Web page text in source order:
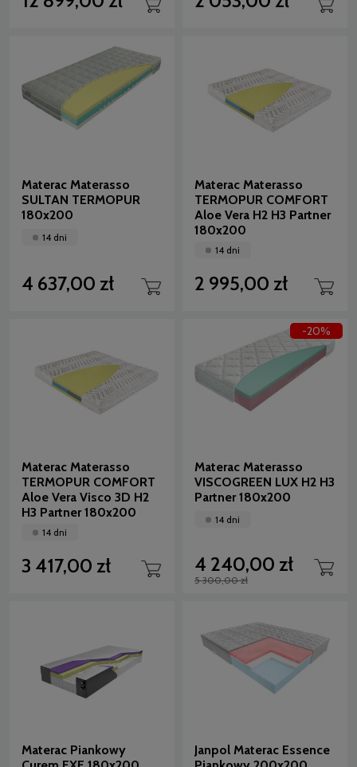
Materac Materasso
SULTAN TERMOPUR
180x200
14 dni
4 637,00 zł
Materac Materasso
TERMOPUR COMFORT
Aloe Vera H2 H3 Partner
180x200
14 dni
2 995,00 zł
Materac Materasso
TERMOPUR COMFORT
Aloe Vera Visco 3D H2
H3 Partner 180x200
14 dni
3 417,00 zł
Materac Materasso
VISCOGREEN LUX H2 H3
Partner 180x200
14 dni
4 240,00 zł
5 300,00 zł
-20%
Materac Piankowy
Janpol Materac Essence